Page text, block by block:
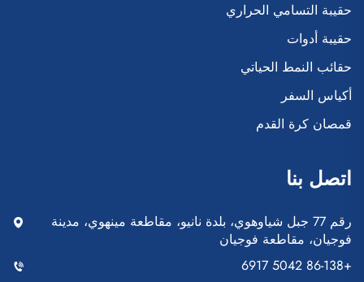
حقيبة التسامي الحراري
حقيبة أدوات
حقائب النمط الحياتي
أكياس السفر
قمصان كرة القدم
اتصل بنا
رقم 77 جبل شياوهوي، بلدة نانيو، مقاطعة مينهوي، مدينة
فوجيان، مقاطعة فوجيان
+86-138 5042 6917